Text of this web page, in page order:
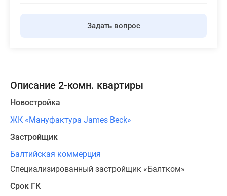
Задать вопрос
Описание 2-комн. квартиры
Новостройка
ЖК «Мануфактура James Beck»
Застройщик
Балтийская коммерция
Специализированный застройщик «Балтком»
Срок ГК